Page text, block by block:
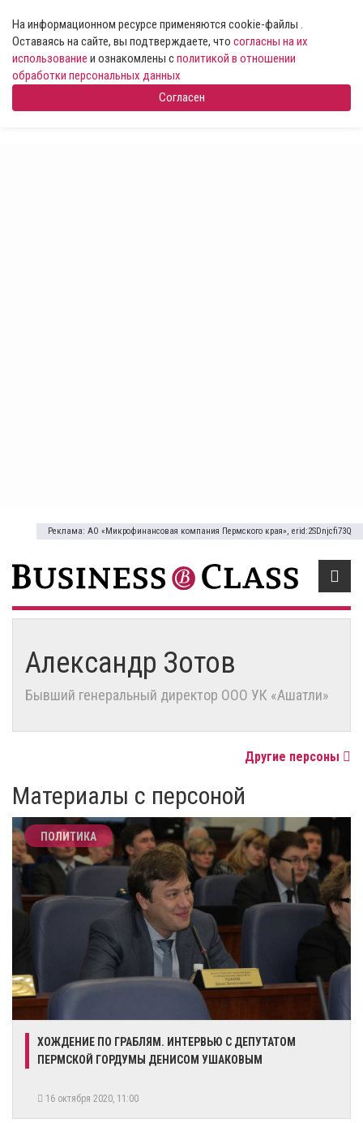
На информационном ресурсе применяются cookie-файлы .
Оставаясь на сайте, вы подтверждаете, что согласны на их
использование и ознакомлены сполитикой в отношении
обработки персональных данных
Согласен
Реклама: АО «Микрофинансовая компания Пермского края», erid:2SDnjcfi73Q
Александр Зотов
Бывший генеральный директор ООО УК «Ашатли»
Другие персоны
Материалы с персоной
ПОЛИТИКА
​ХОЖДЕНИЕ ПО ГРАБЛЯМ. ИНТЕРВЬЮ С ДЕПУТАТОМ
ПЕРМСКОЙ ГОРДУМЫ ДЕНИСОМ УШАКОВЫМ
16 октября 2020, 11:00